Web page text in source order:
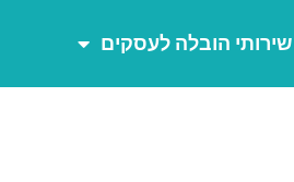
שירותי הובלה לעסקים